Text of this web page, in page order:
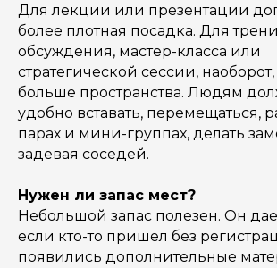
Для лекции или презентации
более плотная посадка. Для
обсуждения, мастер-класса или
стратегической сессии,
больше пространства. Людям
удобно вставать, перемещаться,
парах и мини-группах, делать
задевая соседей.
Нужен ли запас мест?
Небольшой запас полезен. Он
если кто-то пришел без
появились дополнительные